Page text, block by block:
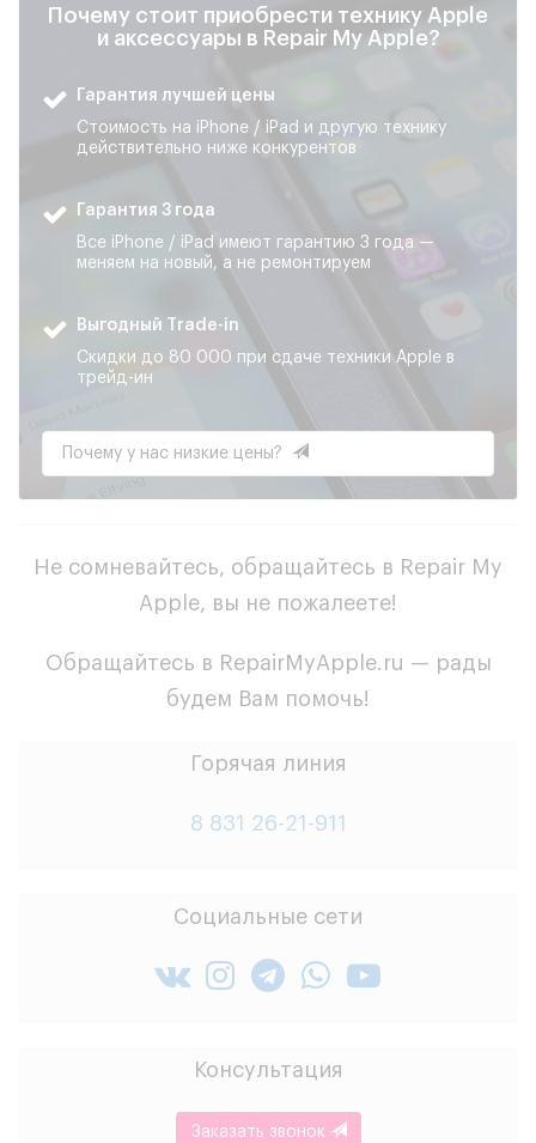
Почему стоит приобрести технику Apple
и аксессуары в Repair My Apple?
Гарантия лучшей цены
Стоимость на iPhone / iPad и другую технику
действительно ниже конкурентов
Гарантия 3 года
Все iPhone / iPad имеют гарантию 3 года —
меняем на новый, а не ремонтируем
Выгодный Trade-in
Скидки до 80 000 при сдаче техники Apple в
трейд-ин
Почему у нас низкие цены?
Не сомневайтесь, обращайтесь в Repair My
Apple, вы не пожалеете!
Обращайтесь в RepairMyApple.ru — рады
будем Вам помочь!
Горячая линия
8 831 26-21-911
Социальные сети
Консультация
Заказать звонок